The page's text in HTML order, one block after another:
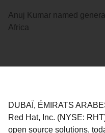
Anuj Kumar named
Africa
DUBAÏ, ÉMIRATS
Red Hat, Inc. (NYSE:
open source solutions,